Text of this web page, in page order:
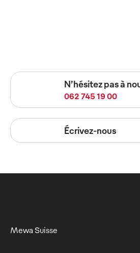
N’hésitez pas à
062 745 19 00
Écrivez-nous
Mewa Suisse